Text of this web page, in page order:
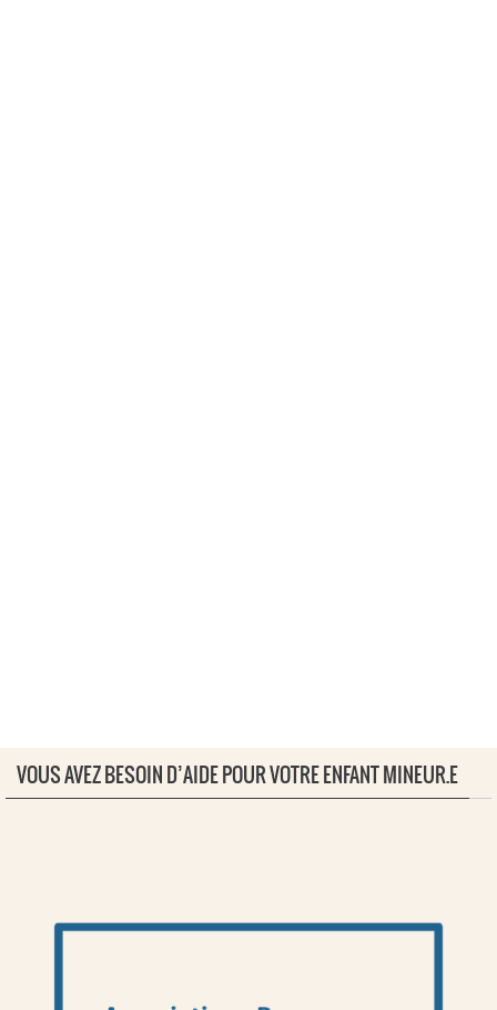
VOUS AVEZ BESOIN D’AIDE POUR VOTRE ENFANT MINEUR.E